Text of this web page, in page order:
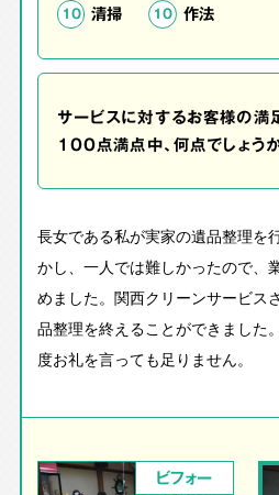
10 清掃 10 作法
サービスに対するお客様の満
100点満点中、何点でしょうか
長女である私が実家の遺品整理を
かし、一人では難しかったので、
めました。関西クリーンサービス
品整理を終えることができました
度お礼を言っても足りません。
ビフォー